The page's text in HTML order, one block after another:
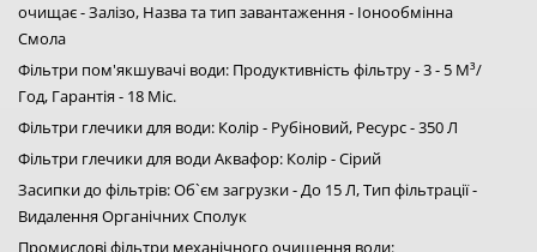
очищає - Залізо, Назва та тип завантаження - Іонообмінна
Смола
Фільтри пом'якшувачі води: Продуктивність фільтру - 3 - 5 М³/
Год, Гарантія - 18 Міс.
Фільтри глечики для води: Колір - Рубіновий, Ресурс - 350 Л
Фільтри глечики для води Аквафор: Колір - Сірий
Засипки до фільтрів: Об`єм загрузки - До 15 Л, Тип фільтрації -
Видалення Органічних Сполук
Промислові фільтри механічного очищення води: